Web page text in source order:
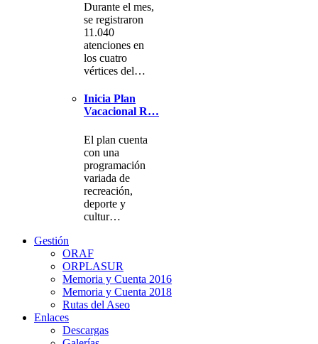
Durante el mes,
se registraron
11.040
atenciones en
los cuatro
vértices del…
Inicia Plan
Vacacional R…
El plan cuenta
con una
programación
variada de
recreación,
deporte y
cultur…
Gestión
ORAF
ORPLASUR
Memoria y Cuenta 2016
Memoria y Cuenta 2018
Rutas del Aseo
Enlaces
Descargas